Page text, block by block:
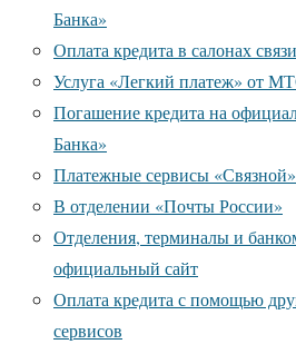
Банка»
Оплата кредита в салонах
Услуга «Легкий платеж» от
Погашение кредита на
Банка»
Платежные сервисы
В отделении «Почты России»
Отделения, терминалы и
официальный сайт
Оплата кредита с помощью
сервисов